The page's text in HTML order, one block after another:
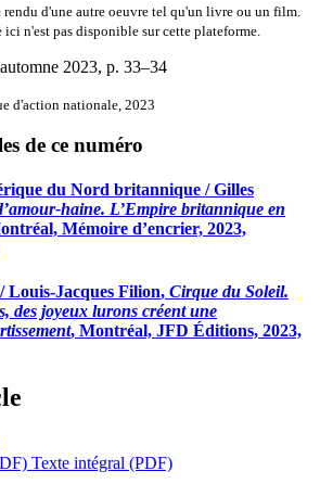
d'une autre oeuvre tel qu'un livre ou un film.
n'est pas disponible sur cette plateforme.
2023, p. 33–34
d'action nationale, 2023
de ce numéro
du Nord britannique /Gilles
haine. L’Empire britannique en
Mémoire d’encrier, 2023,
Louis-Jacques Filion, Cirque du Soleil.
des joyeux lurons créent une
, Montréal, JFD Éditions, 2023,
Texte intégral (PDF)